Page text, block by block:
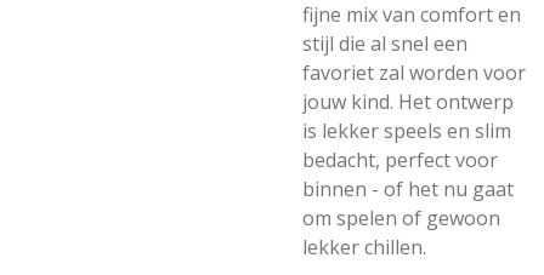
fijne mix van comfort en
stijl die al snel een
favoriet zal worden voor
jouw kind. Het ontwerp
is lekker speels en slim
bedacht, perfect voor
binnen - of het nu gaat
om spelen of gewoon
lekker chillen.